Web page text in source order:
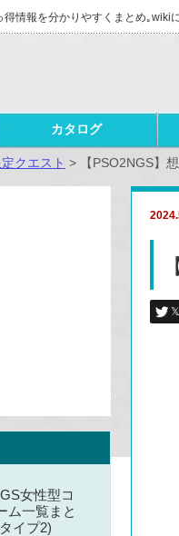
得情報を分かりやすくまとめ｡wiki
カタログ
クエスト > 【PSO2NGS】
女性型コ
ム一覧まと
イプ2)